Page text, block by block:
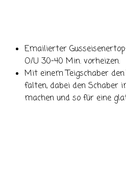
Emailierter
O/U 30-40 Min. vorheizen.
Mit einem Teigschaber
falten, dabei den Schaber
machen und so für eine